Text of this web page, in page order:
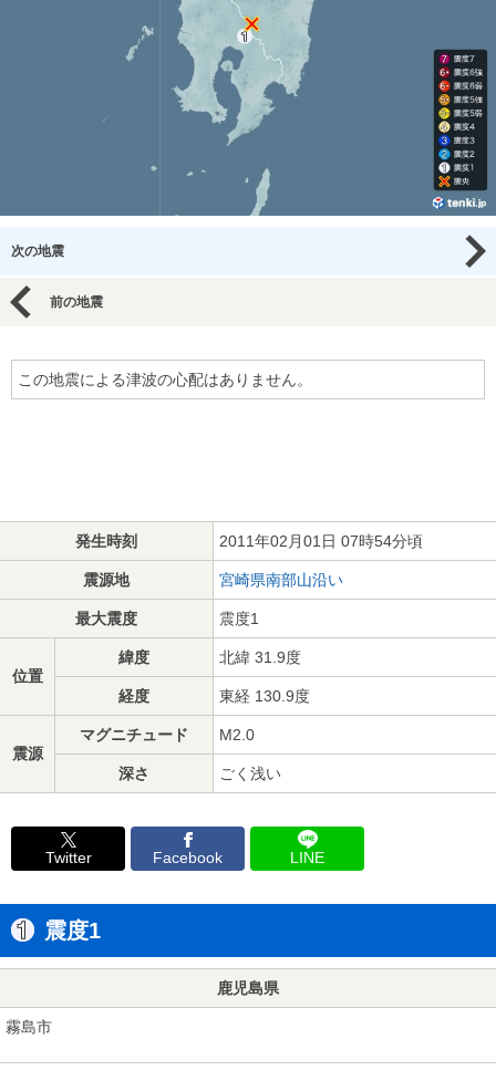
次の地震
前の地震
この地震による津波の心配はありません。
発生時刻 2011年02月01日 07時54分頃
震源地 宮崎県南部山沿い
最大震度 震度1
位置
緯度 北緯 31.9度
経度 東経 130.9度
震源
マグニチュード M2.0
深さ ごく浅い
Twitter Facebook LINE
震度1
鹿児島県
霧島市